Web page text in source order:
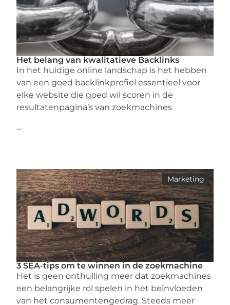
Het belang van kwalitatieve Backlinks
In het huidige online landschap is het hebben
van een goed backlinkprofiel essentieel voor
elke website die goed wil scoren in de
resultatenpagina’s van zoekmachines
...
Marketing
3 SEA-tips om te winnen in de zoekmachine
Het is geen onthulling meer dat zoekmachines
een belangrijke rol spelen in het beïnvloeden
van het consumentengedrag. Steeds meer